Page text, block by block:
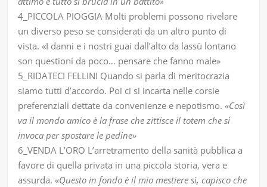
4_PICCOLA PIOGGIA Molti problemi possono rivelare
un diverso peso se considerati da un altro punto di
vista. «I danni e i nostri guai dall’alto da lassù lontano
son questioni da poco… pensare che fanno male»
5_RIDATECI FELLINI Quando si parla di meritocrazia
siamo tutti d’accordo. Poi ci si incarta nelle corsie
preferenziali dettate da convenienze e nepotismo.«Così
va il mondo amico è la frase che zittisce il totem che si
invoca per spostare le pedine»
6_VENDA L’ORO L’arretramento della sanità pubblica a
favore di quella privata in una piccola storia, vera e
assurda.«Questo in fondo è il mio mestiere sì, capisco che